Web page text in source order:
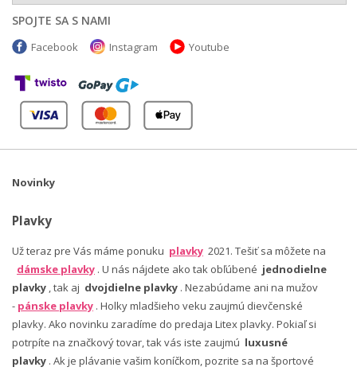
SPOJTE SA S NAMI
Facebook Instagram Youtube
Novinky
Plavky
Už teraz pre Vás máme ponuku plavky 2021. Tešiť sa môžete na
dámske plavky . U nás nájdete ako tak obľúbené jednodielne
plavky , tak aj dvojdielne plavky . Nezabúdame ani na mužov
- pánske plavky . Holky mladšieho veku zaujmú dievčenské
plavky. Ako novinku zaradíme do predaja Litex plavky. Pokiaľ si
potrpíte na značkový tovar, tak vás iste zaujmú luxusné
plavky . Ak je plávanie vašim koníčkom, pozrite sa na športové